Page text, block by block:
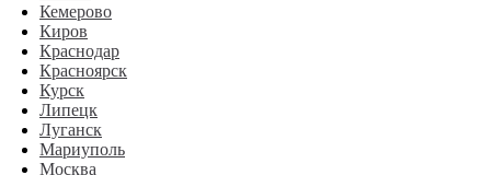
Кемерово
Киров
Краснодар
Красноярск
Курск
Липецк
Луганск
Мариуполь
Москва